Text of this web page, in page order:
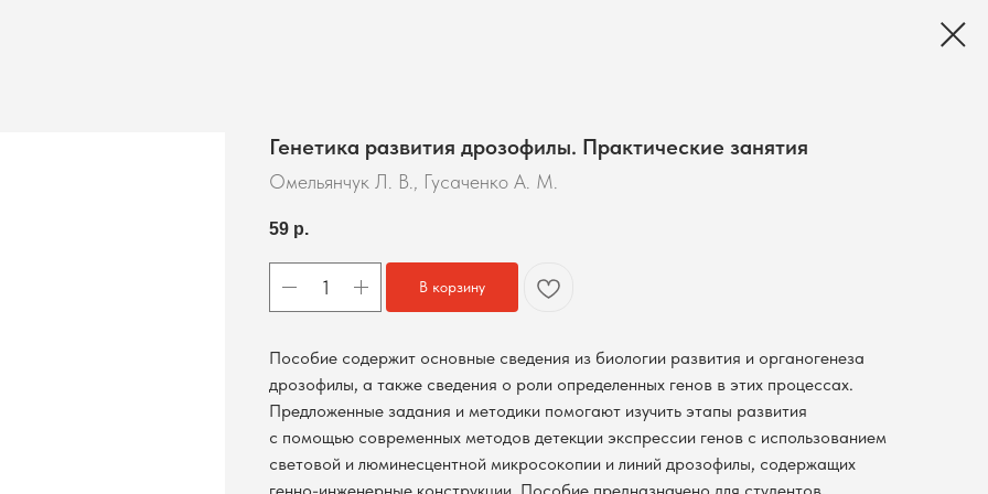
Генетика развития дрозофилы. Практические занятия
Омельянчук Л. В., Гусаченко А. М.
59 р.
В корзину
Пособие содержит основные сведения из биологии развития и органогенеза
дрозофилы, а также сведения о роли определенных генов в этих процессах.
Предложенные задания и методики помогают изучить этапы развития
с помощью современных методов детекции экспрессии генов с использованием
световой и люминесцентной микросокопии и линий дрозофилы, содержащих